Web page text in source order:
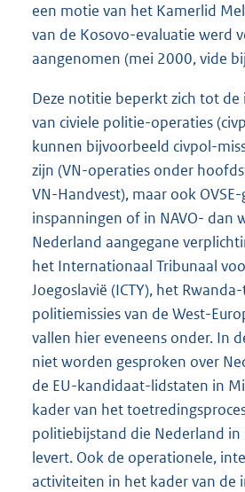
een motie van het Kamerlid
van de Kosovo-evaluatie werd
aangenomen (mei 2000, vide
Deze notitie beperkt zich tot de
van civiele politie-operaties
kunnen bijvoorbeeld civpol-
zijn (VN-operaties onder
VN-Handvest), maar ook
inspanningen of in NAVO- dan
Nederland aangegane
het Internationaal Tribunaal
Joegoslavië (ICTY), het
politiemissies van de West-
vallen hier eveneens onder. In
niet worden gesproken over
de EU-kandidaat-lidstaten in
kader van het
politiebijstand die Nederland
levert. Ook de operationele,
activiteiten in het kader van de